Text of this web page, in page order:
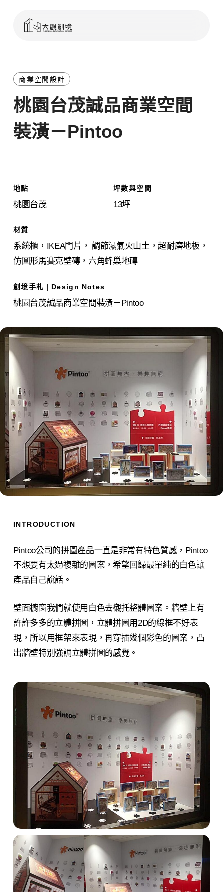
Menu
商業空間設計
桃園台茂誠品商業空間
裝潢－Pintoo
地點
桃園台茂
坪數與空間
13坪
材質
系統櫃，IKEA門片， 調節濕氣火山土，超耐磨地板，
仿圓形馬賽克壁磚，六角蜂巢地磚
創境手札 | Design Notes
桃園台茂誠品商業空間裝潢－Pintoo
INTRODUCTION
Pintoo公司的拼圖產品一直是非常有特色質感，Pintoo
不想要有太過複雜的圖案，希望回歸最單純的白色讓
產品自己說話。
壁面櫥窗我們就使用白色去襯托整體圖案。牆壁上有
許許多多的立體拼圖，立體拼圖用2D的線框不好表
現，所以用框架來表現，再穿插幾個彩色的圖案，凸
出牆壁特別強調立體拼圖的感覺。